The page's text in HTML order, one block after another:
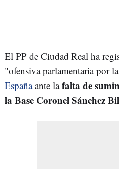
El PP de Ciudad Real ha
"ofensiva parlamentaria por
Españaante lafalta de
la Base Coronel Sánchez